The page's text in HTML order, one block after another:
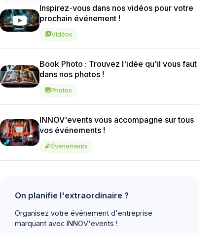
Inspirez-vous dans nos vidéos pour votre
prochain événement !
video_libraryVidéos
Book Photo : Trouvez l'idée qu'il vous faut
dans nos photos !
image Photos
INNOV'events vous accompagne sur tous
vos événements !
celebrationÉvénements
On planifie l'extraordinaire ?
Organisez votre événement d'entreprise
marquant avec INNOV'events !